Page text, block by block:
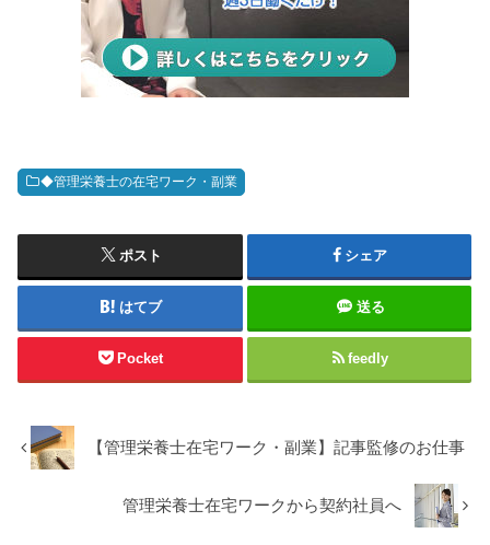
◆管理栄養士の在宅ワーク・副業
ポスト シェア
はてブ 送る
Pocket feedly
【管理栄養士在宅ワーク・副業】記事監修のお仕事
管理栄養士在宅ワークから契約社員へ